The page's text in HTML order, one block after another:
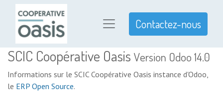
Contactez-nous
SCIC Coopérative Oasis Version Odoo 14.0
Informations sur le SCIC Coopérative Oasis instance d'Odoo,
le ERP Open Source.